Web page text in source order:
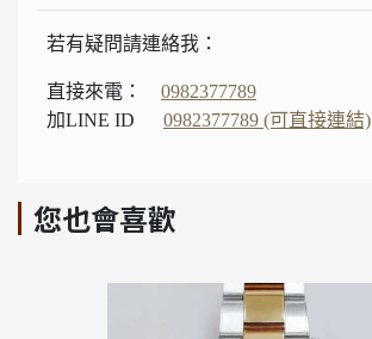
若有疑問請連絡我：
直接來電：
0982377789
加LINE ID
0982377789 (可直接連結)
您也會喜歡